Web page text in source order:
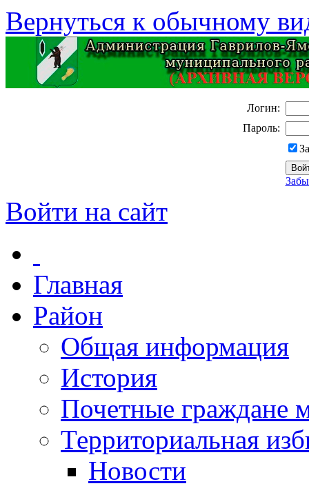
Вернуться к обычному
Логин:
Пароль:
Войти на сайт
Главная
Район
Общая информация
История
Почетные граждане
Территориальная
Новости